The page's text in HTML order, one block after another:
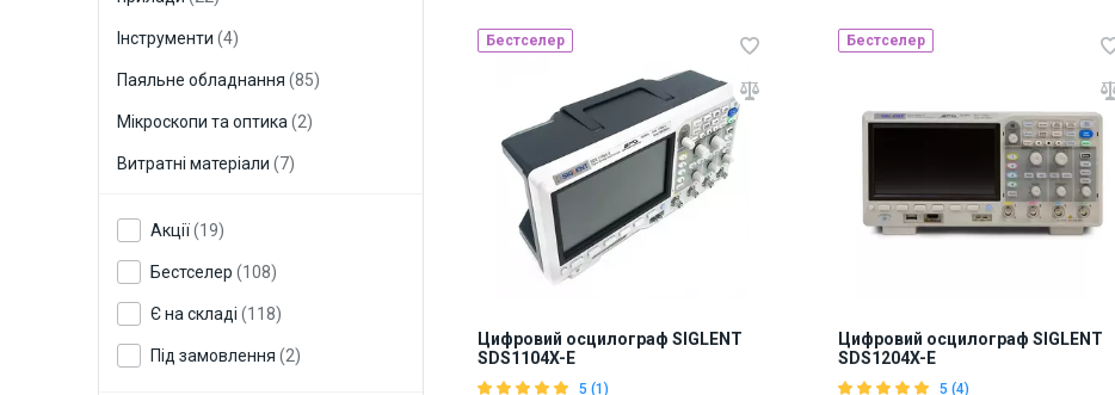
Бестселер
Цифровий осцилограф SIGLENT
SDS1104X-E
5 (1)
Бестселер
Цифровий осцилограф SIGLENT
SDS1204X-E
5 (4)
Інструменти (4)
Паяльне обладнання (85)
Мікроскопи та оптика (2)
Витратні матеріали (7)
Акції(19)
Бестселер (108)
Є на складі (118)
Під замовлення (2)